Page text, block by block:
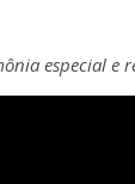
especial